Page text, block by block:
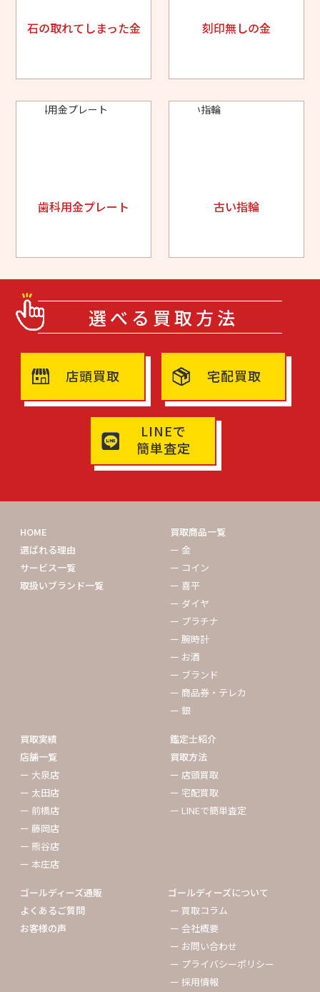
石の取れてしまった金 刻印無しの金
歯科用金プレート 古い指輪
選べる買取方法
店頭買取 宅配買取
LINEで
簡単査定
HOME
選ばれる理由
サービス一覧
取扱いブランド一覧
買取商品一覧
ー 金
ー コイン
ー 喜平
ー ダイヤ
ー プラチナ
ー 腕時計
ー お酒
ー ブランド
ー 商品券・テレカ
ー 銀
買取実績
店舗一覧
ー 大泉店
ー 太田店
ー 前橋店
ー 藤岡店
ー 熊谷店
ー 本庄店
鑑定士紹介
買取方法
ー 店頭買取
ー 宅配買取
ー LINEで簡単査定
ゴールディーズ通販
よくあるご質問
お客様の声
ゴールディーズについて
ー 買取コラム
ー 会社概要
ー お問い合わせ
ー プライバシーポリシー
ー 採用情報